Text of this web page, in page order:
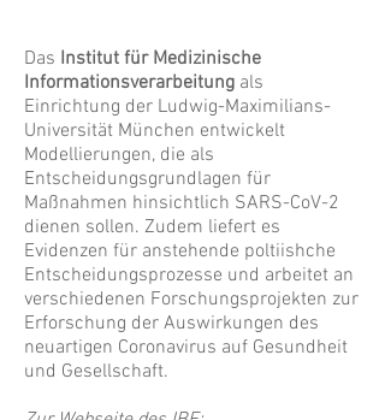
Das Institut für Medizinische
Informationsverarbeitung als
Einrichtung der Ludwig-Maximilians-
Universität München entwickelt
Modellierungen, die als
Entscheidungsgrundlagen für
Maßnahmen hinsichtlich SARS-CoV-2
dienen sollen. Zudem liefert es
Evidenzen für anstehende poltiishche
Entscheidungsprozesse und arbeitet an
verschiedenen Forschungsprojekten zur
Erforschung der Auswirkungen des
neuartigen Coronavirus auf Gesundheit
und Gesellschaft.